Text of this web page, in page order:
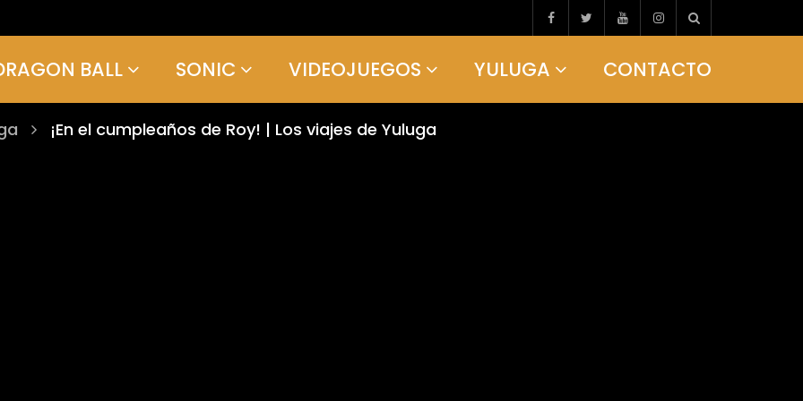
BALL SONIC VIDEOJUEGOS YULUGA CONTACTO
¡En el cumpleaños de Roy! | Los viajes de Yuluga